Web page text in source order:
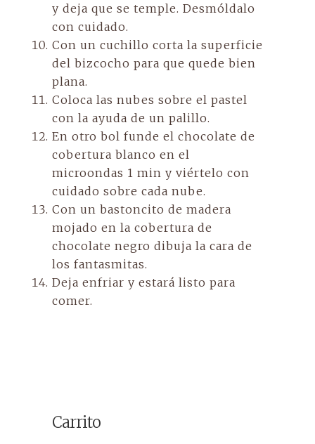
y deja que se temple. Desmóldalo
con cuidado.
Con un cuchillo corta la superficie
del bizcocho para que quede bien
plana.
Coloca las nubes sobre el pastel
con la ayuda de un palillo.
En otro bol funde el chocolate de
cobertura blanco en el
microondas 1 min y viértelo con
cuidado sobre cada nube.
Con un bastoncito de madera
mojado en la cobertura de
chocolate negro dibuja la cara de
los fantasmitas.
Deja enfriar y estará listo para
comer.
Carrito